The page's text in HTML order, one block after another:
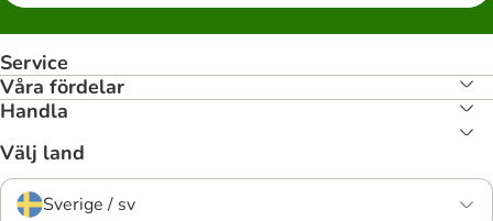
Service
Våra fördelar
Handla
Välj land
Sverige / sv